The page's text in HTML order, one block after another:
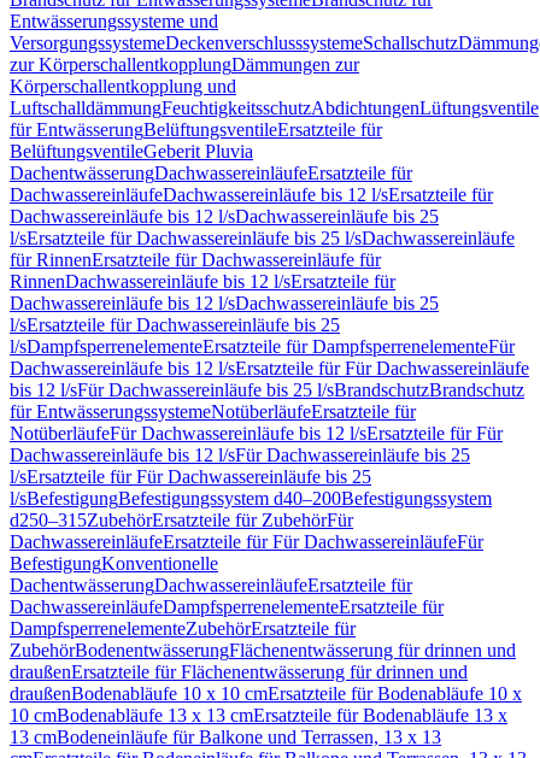
Entwässerungssysteme und
VersorgungssystemeDeckenverschlusssystemeSchallschutz
zur KörperschallentkopplungDämmungen zur
Körperschallentkopplung und
LuftschalldämmungFeuchtigkeitsschutzAbdichtungenLüftungsventile
für EntwässerungBelüftungsventileErsatzteile für
BelüftungsventileGeberit Pluvia
DachentwässerungDachwassereinläufeErsatzteile für
DachwassereinläufeDachwassereinläufe bis 12 l/sErsatzteile für
Dachwassereinläufe bis 12 l/sDachwassereinläufe bis 25
l/sErsatzteile für Dachwassereinläufe bis 25 l/sDachwassereinläufe
für RinnenErsatzteile für Dachwassereinläufe für
RinnenDachwassereinläufe bis 12 l/sErsatzteile für
Dachwassereinläufe bis 12 l/sDachwassereinläufe bis 25
l/sErsatzteile für Dachwassereinläufe bis 25
l/sDampfsperrenelementeErsatzteile für DampfsperrenelementeFür
Dachwassereinläufe bis 12 l/sErsatzteile für Für Dachwassereinläufe
bis 12 l/sFür Dachwassereinläufe bis 25 l/sBrandschutzBrandschutz
für EntwässerungssystemeNotüberläufeErsatzteile für
NotüberläufeFür Dachwassereinläufe bis 12 l/sErsatzteile für Für
Dachwassereinläufe bis 12 l/sFür Dachwassereinläufe bis 25
l/sErsatzteile für Für Dachwassereinläufe bis 25
l/sBefestigungBefestigungssystem d40–200Befestigungssystem
d250–315ZubehörErsatzteile für ZubehörFür
DachwassereinläufeErsatzteile für Für DachwassereinläufeFür
BefestigungKonventionelle
DachentwässerungDachwassereinläufeErsatzteile für
DachwassereinläufeDampfsperrenelementeErsatzteile für
DampfsperrenelementeZubehörErsatzteile für
ZubehörBodenentwässerungFlächenentwässerung für drinnen und
draußenErsatzteile für Flächenentwässerung für drinnen und
draußenBodenabläufe 10 x 10 cmErsatzteile für Bodenabläufe 10 x
10 cmBodenabläufe 13 x 13 cmErsatzteile für Bodenabläufe 13 x
13 cmBodeneinläufe für Balkone und Terrassen, 13 x 13